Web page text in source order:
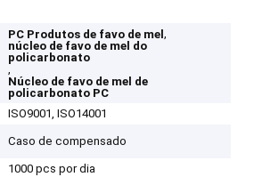
PC Produtos de favo de mel,
núcleo de favo de mel do
policarbonato
,
Núcleo de favo de mel de
policarbonato PC
ISO9001, ISO14001
Caso de compensado
1000 pcs por dia